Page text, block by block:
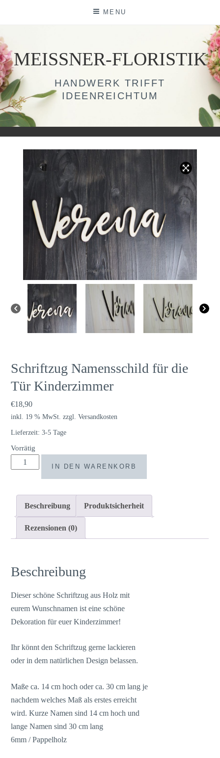
MENU
MEISSNER-FLORISTIK
HANDWERK TRIFFT
IDEENREICHTUM
Schriftzug Namensschild für die
Tür Kinderzimmer
€18,90
inkl. 19 % MwSt. zzgl.Versandkosten
Lieferzeit:3-5 Tage
Vorrätig
Schriftzug
Kinderzimmer
Menge
IN DEN WARENKORB
Beschreibung Produktsicherheit
Rezensionen (0)
Beschreibung
Dieser schöne Schriftzug aus Holz mit
eurem Wunschnamen ist eine schöne
Dekoration für euer Kinderzimmer!
Ihr könnt den Schriftzug gerne lackieren
oder in dem natürlichen Design belassen.
Maße ca. 14 cm hoch oder ca. 30 cm lang je
nachdem welches Maß als erstes erreicht
wird. Kurze Namen sind 14 cm hoch und
lange Namen sind 30 cm lang
6mm / Pappelholz